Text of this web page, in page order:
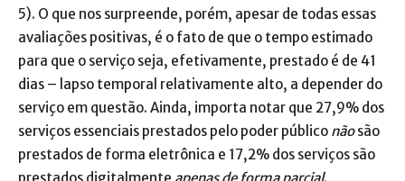
5). O que nos surpreende, porém, apesar de todas essas
avaliações positivas, é o fato de que o tempo estimado
para que o serviço seja, efetivamente, prestado é de 41
dias – lapso temporal relativamente alto, a depender do
serviço em questão. Ainda, importa notar que 27,9% dos
serviços essenciais prestados pelo poder público nãosão
prestados de forma eletrônica e 17,2% dos serviços são